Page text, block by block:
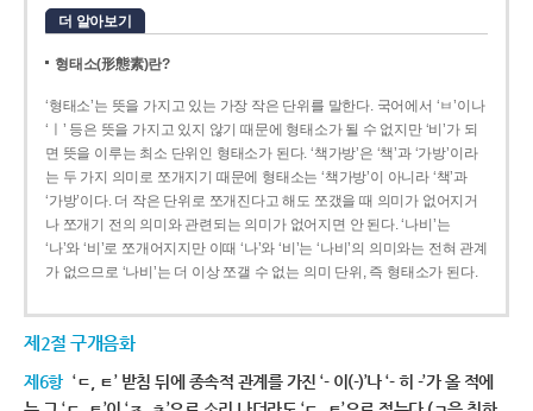
더 알아보기
형태소(形態素)란?
‘형태소’는 뜻을 가지고 있는 가장 작은 단위를 말한다. 국어에서 ‘ㅂ’이나
‘ㅣ’ 등은 뜻을 가지고 있지 않기 때문에 형태소가 될 수 없지만 ‘비’가 되
면 뜻을 이루는 최소 단위인 형태소가 된다. ‘책가방’은 ‘책’과 ‘가방’이라
는 두 가지 의미로 쪼개지기 때문에 형태소는 ‘책가방’이 아니라 ‘책’과
‘가방’이다. 더 작은 단위로 쪼개진다고 해도 쪼갰을 때 의미가 없어지거
나 쪼개기 전의 의미와 관련되는 의미가 없어지면 안 된다. ‘나비’는
‘나’와 ‘비’로 쪼개어지지만 이때 ‘나’와 ‘비’는 ‘나비’의 의미와는 전혀 관계
가 없으므로 ‘나비’는 더 이상 쪼갤 수 없는 의미 단위, 즉 형태소가 된다.
제2절 구개음화
제6항 ‘ㄷ, ㅌ’ 받침 뒤에 종속적 관계를 가진 ‘- 이(-)’나 ‘- 히 -’가 올 적에